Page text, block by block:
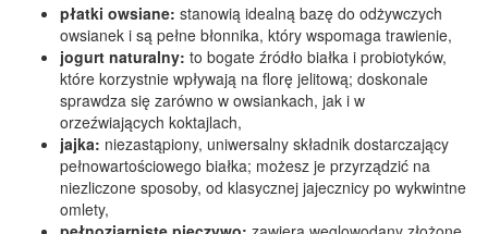
płatki owsiane: stanowią idealną bazę do odżywczych
owsianek i są pełne błonnika, który wspomaga trawienie,
jogurt naturalny: to bogate źródło białka i probiotyków,
które korzystnie wpływają na florę jelitową; doskonale
sprawdza się zarówno w owsiankach, jak i w
orzeźwiających koktajlach,
jajka: niezastąpiony, uniwersalny składnik dostarczający
pełnowartościowego białka; możesz je przyrządzić na
niezliczone sposoby, od klasycznej jajecznicy po wykwintne
omlety,